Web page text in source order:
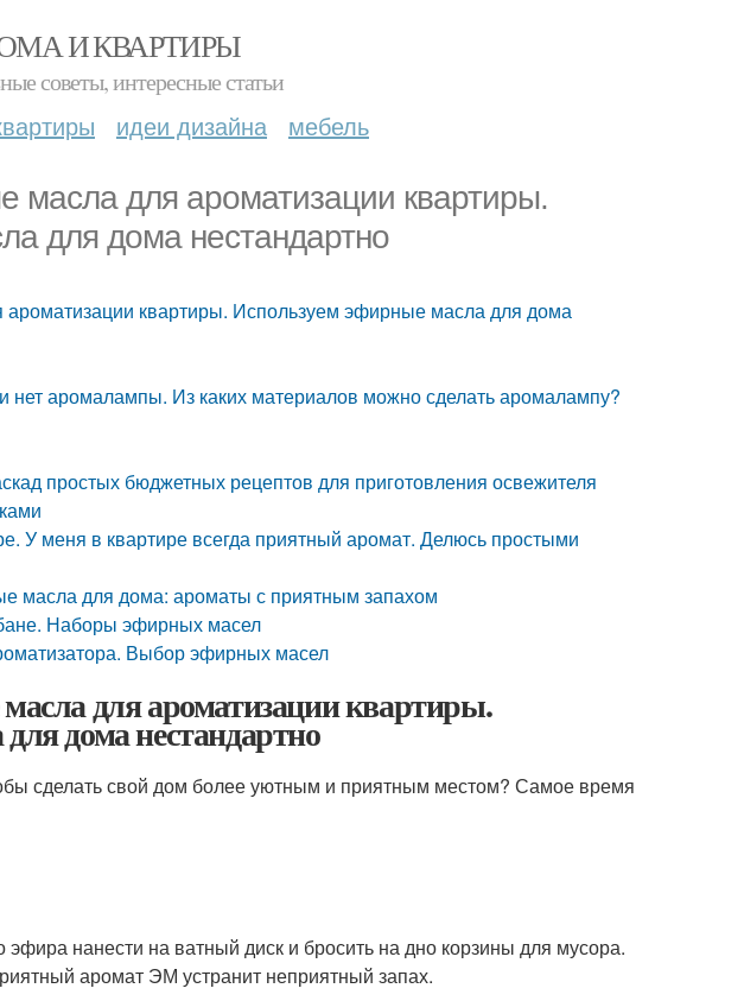
И КВАРТИРЫ
советы, интересные статьи
идеи дизайна мебель
масла для ароматизации квартиры.
для дома нестандартно
ароматизации квартиры. Используем эфирные масла для дома
нет аромалампы. Из каких материалов можно сделать аромалампу?
простых бюджетных рецептов для приготовления освежителя
У меня в квартире всегда приятный аромат. Делюсь простыми
масла для дома: ароматы с приятным запахом
Наборы эфирных масел
Выбор эфирных масел
для ароматизации квартиры.
дома нестандартно
сделать свой дом более уютным и приятным местом? Самое время
нанести на ватный диск и бросить на дно корзины для мусора.
аромат ЭМ устранит неприятный запах.